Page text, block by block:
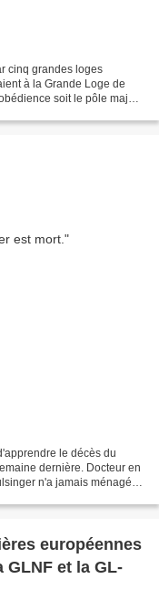
cinq grandes loges
à la Grande Loge de
soit le pôle majeur
le décès du
dernière. Docteur en
n'a jamais ménagé
européennes
GLNF et la GL-